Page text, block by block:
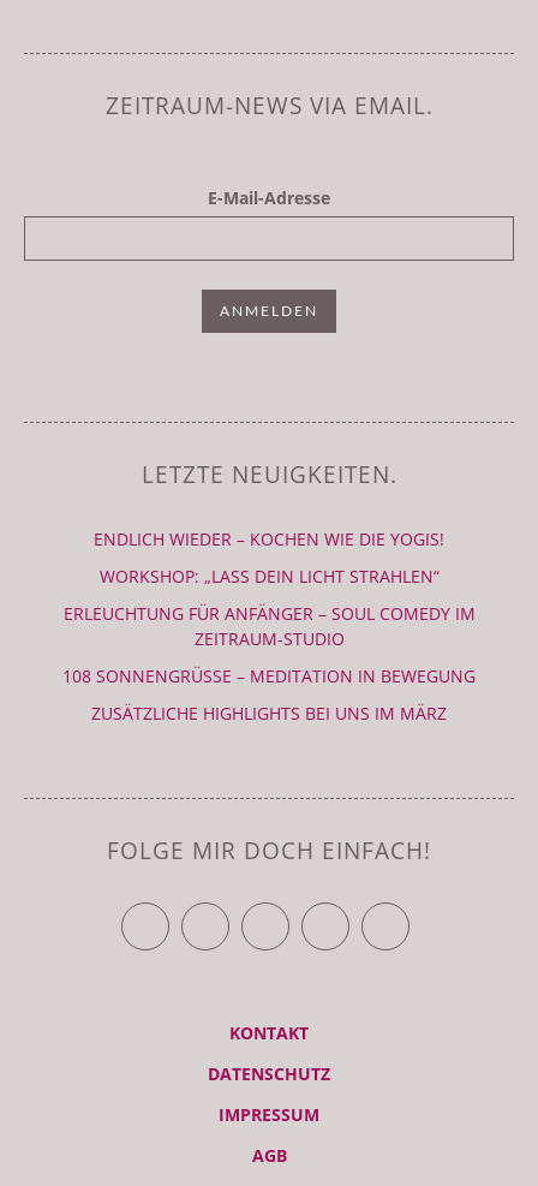
ZEITRAUM-NEWS VIA EMAIL.
E-Mail-Adresse
LETZTE NEUIGKEITEN.
ENDLICH WIEDER – KOCHEN WIE DIE YOGIS!
WORKSHOP: „LASS DEIN LICHT STRAHLEN“
ERLEUCHTUNG FÜR ANFÄNGER – SOUL COMEDY IM
ZEITRAUM-STUDIO
108 SONNENGRÜSSE – MEDITATION IN BEWEGUNG
ZUSÄTZLICHE HIGHLIGHTS BEI UNS IM MÄRZ
FOLGE MIR DOCH EINFACH!
TWITTERFACEBOOKYOUTUBEVIMEO RSS FEED
KONTAKT
DATENSCHUTZ
IMPRESSUM
AGB